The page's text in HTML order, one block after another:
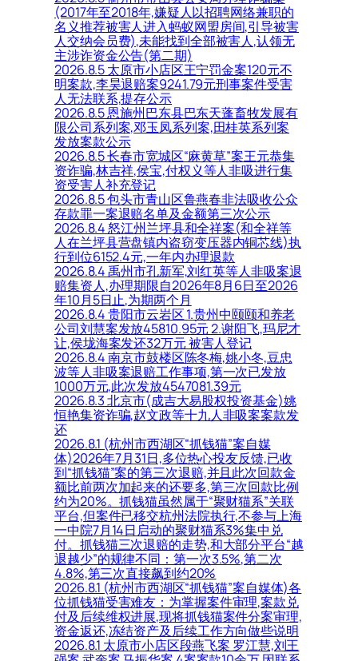
(2017年至2018年,嫌疑人以招聘网络兼职的
名义推荐被害人进入蚂蚁网盟房间,引导被害
人交纳会员费),未能找到全部被害人,认领无
主涉诈资金公告(第二期)
2026.8.5 太原市小店区王宁罚金案120元不
明案款,李昊退赔案9241.79元刑事案件受害
人无法联系,提存公示
2026.8.5 恩施州巴东县巴东天蓬畜牧发展有
限公司系列案,邓玉凤系列案,田桂英系列案
发放案款公示
2026.8.5 长春市宽城区“麻黄草”案王元恭集
资诈骗,林吉祥,侯宝,付权义等人非吸进行集
资受害人补充登记
2026.8.5 包头市青山区鲁燕春非法吸收公众
存款罪一案退赔名单及金额第三次公示
2026.8.4 怒江州兰坪县和全祥案(和全祥等
人在兰坪县营盘镇内盗窃变压器内铜芯线)执
行到位6152.4元,一年内办理退款
2026.8.4 禹州市孔新军,刘红英等人非吸案退
赔集资人,办理期限自2026年8月6日至2026
年10月5日止,为期两个月
2026.8.4 贵阳市云岩区 1.贵州中颐颐和养老
公司刘慧案发放45810.95元 2.谢阳飞,玛尼才
让,侯垅海案发还32万元 被害人登记
2026.8.4 南京市鼓楼区陈冬梅,姚小冬,豆忠
波等人非吸案退赔工作事项,第一次已发放
1000万元,此次发放4547081.39元
2026.8.3 北京市(成吉大易股权投资基金)姚
恒艳集资诈骗,赵文政等十九人非吸案案款发
还
2026.8.1 (杭州市西湖区“抓钱猫”案自媒
体)2026年7月31日,多位热心投友反馈,已收
到“抓钱猫”案的第三次退赔,并且此次回款金
额比前两次加起来的还要多,第三次回款比例
约为20%。抓钱猫虽然属于“聚财猫系”关联
平台,但案件已移交杭州法院执行,不参与上海
一中院7月14日启动的聚财猫系3%集中兑
付。抓钱猫三次退赔的走势,和大部分平台“越
退越少”的规律不同：第一次3.5%,第二次
4.8%,第三次直接飙到约20%
2026.8.1 (杭州市西湖区“抓钱猫”案自媒体)各
位抓钱猫受害难友：为掌握案件审理,案款兑
付及后续维权进展,现将抓钱猫案件分案审理,
资金返还,冻结资产及后续工作方向做些说明
2026.8.1 太原市小店区段燕飞案 罗江慧,刘王